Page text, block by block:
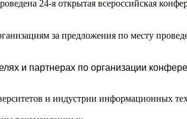
24-я открытая всероссийская
за предложения по месту
и партнерах по организации
и индустрии информационных